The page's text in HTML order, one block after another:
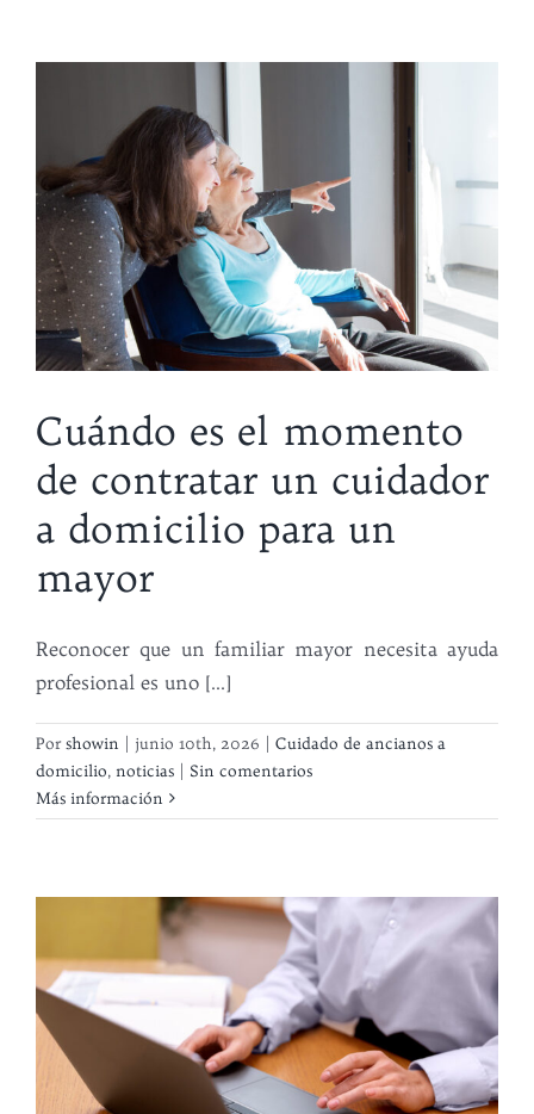
Cuándo es el momento
de contratar un cuidador
a domicilio para un
mayor
Reconocer que un familiar mayor necesita ayuda
profesional es uno [...]
Porshowin | junio 10th, 2026 | Cuidado de ancianos a
domicilio, noticias | Sin comentarios
Más información